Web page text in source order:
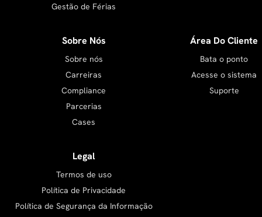
Gestão de Férias
Sobre Nós
Sobre nós
Carreiras
Compliance
Parcerias
Cases
Área Do Cliente
Bata o ponto
Acesse o sistema
Suporte
Legal
Termos de uso
Política de Privacidade
Política de Segurança da Informação